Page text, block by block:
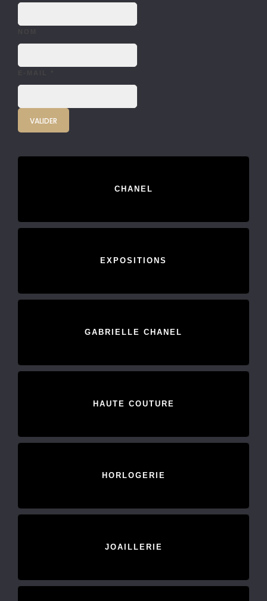
CHANEL
EXPOSITIONS
GABRIELLE CHANEL
HAUTE COUTURE
HORLOGERIE
JOAILLERIE